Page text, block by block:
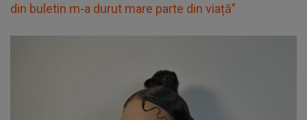
din buletin m-a durut mare parte din viață”